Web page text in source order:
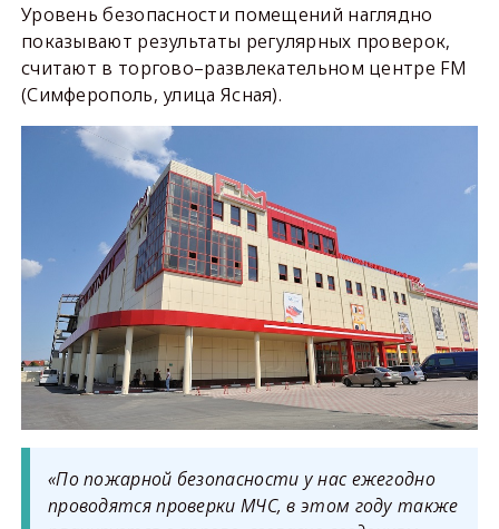
Уровень безопасности помещений наглядно
показывают результаты регулярных проверок,
считают в торгово–развлекательном центре FM
(Симферополь, улица Ясная).
«По пожарной безопасности у нас ежегодно
проводятся проверки МЧС, в этом году также